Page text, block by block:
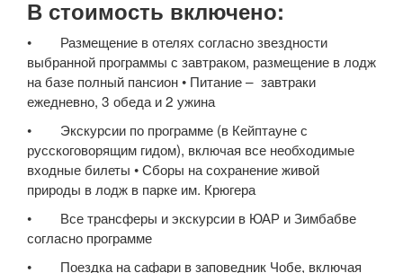
В стоимость включено:
• Размещение в отелях согласно звездности
выбранной программы с завтраком, размещение в лодж
на базе полный пансион • Питание – завтраки
ежедневно, 3 обеда и 2 ужина
• Экскурсии по программе (в Кейптауне с
русскоговорящим гидом), включая все необходимые
входные билеты • Сборы на сохранение живой
природы в лодж в парке им. Крюгера
• Все трансферы и экскурсии в ЮАР и Зимбабве
согласно программе
• Поездка на сафари в заповедник Чобе, включая